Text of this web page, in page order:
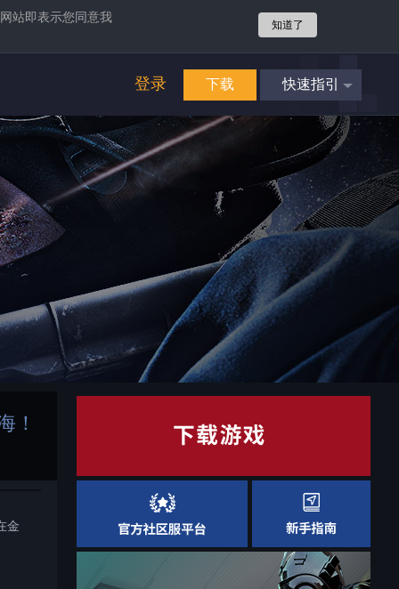
站即表示您同意我
知道了
登录 下载 快速指引
势
4
畅爽游戏
4
立即享受畅爽游戏
！
金